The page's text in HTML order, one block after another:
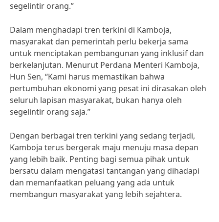
segelintir orang.”
Dalam menghadapi tren terkini di Kamboja,
masyarakat dan pemerintah perlu bekerja sama
untuk menciptakan pembangunan yang inklusif dan
berkelanjutan. Menurut Perdana Menteri Kamboja,
Hun Sen, “Kami harus memastikan bahwa
pertumbuhan ekonomi yang pesat ini dirasakan oleh
seluruh lapisan masyarakat, bukan hanya oleh
segelintir orang saja.”
Dengan berbagai tren terkini yang sedang terjadi,
Kamboja terus bergerak maju menuju masa depan
yang lebih baik. Penting bagi semua pihak untuk
bersatu dalam mengatasi tantangan yang dihadapi
dan memanfaatkan peluang yang ada untuk
membangun masyarakat yang lebih sejahtera.